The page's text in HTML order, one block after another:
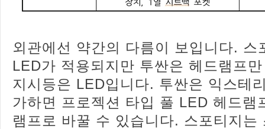
외관에선 약간의 다름이 보입니다. 스
LED가 적용되지만 투싼은 헤드램프
지시등은 LED입니다. 투싼은 익스테
가하면 프로젝션 타입 풀 LED 헤드램
램프로 바꿀 수 있습니다. 스포티지는